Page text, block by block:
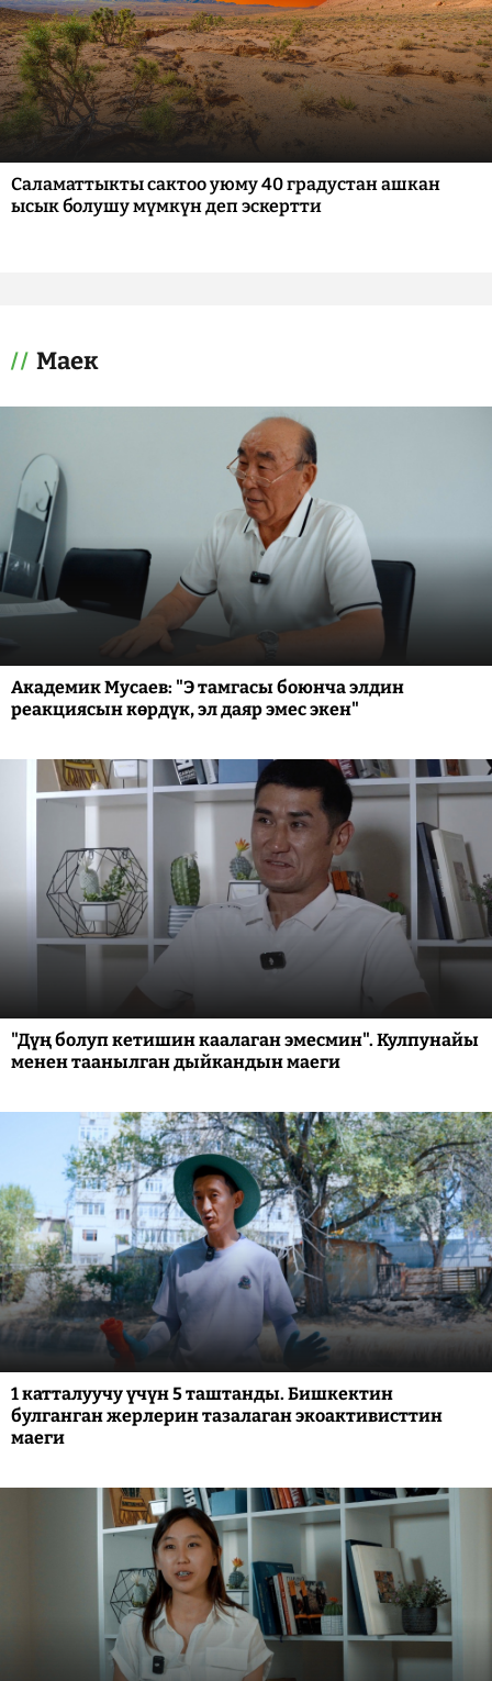
Саламаттыкты сактоо уюму 40 градустан ашкан
ысык болушу мүмкүн деп эскертти
Маек
Академик Мусаев: "Э тамгасы боюнча элдин
реакциясын көрдүк, эл даяр эмес экен"
"Дүң болуп кетишин каалаган эмесмин". Кулпунайы
менен таанылган дыйкандын маеги
1 катталуучу үчүн 5 таштанды. Бишкектин
булганган жерлерин тазалаган экоактивисттин
маеги